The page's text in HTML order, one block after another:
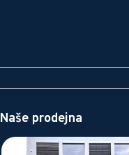
Naše prodejna